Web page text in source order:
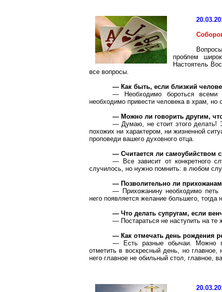
проблем
Настоятель
все вопросы.
— Как быть, если близкий
— Необходимо бороться
необходимо привести человека в храм,
— Можно ли говорить другим,
— Думаю, не стоит этого делать!
похожих ни характером, ни жизненной
проповеди вашего духовного отца.
— Считается ли самоубийством
— Все зависит от конкретного
случилось, но нужно помнить: в любом
— Позволительно ли
— Прихожанину необходимо петь
него появляется желание большего, тогда
— Что делать супругам, если
— Постараться не наступить на те
— Как отмечать день рождения
— Есть разные обычаи. Можно
отметить в воскресный день, но
него главное не обильный стол, главное,